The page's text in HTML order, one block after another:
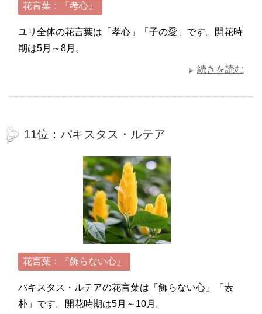
花言葉：『考心』
ユリ全体の花言葉は「孝心」「子の愛」です。開花時
期は5月～8月。
続きを読む
11位：パキスタス・ルテア
花言葉：『飾らない心』
パキスタス・ルテアの花言葉は「飾らない心」「素
朴」です。開花時期は5月～10月。